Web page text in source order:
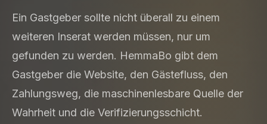
Ein Gastgeber sollte nicht überall zu einem
weiteren Inserat werden müssen, nur um
gefunden zu werden. HemmaBo gibt dem
Gastgeber die Website, den Gästefluss, den
Zahlungsweg, die maschinenlesbare Quelle der
Wahrheit und die Verifizierungsschicht.